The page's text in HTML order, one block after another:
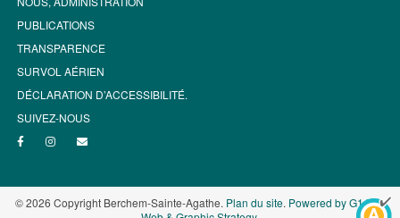
PUBLICATIONS
TRANSPARENCE
SURVOL AÉRIEN
DÉCLARATION D’ACCESSIBILITÉ.
SUIVEZ-NOUS
© 2026 Copyright Berchem-Sainte-Agathe. Plan du site. Powered by G1.be -